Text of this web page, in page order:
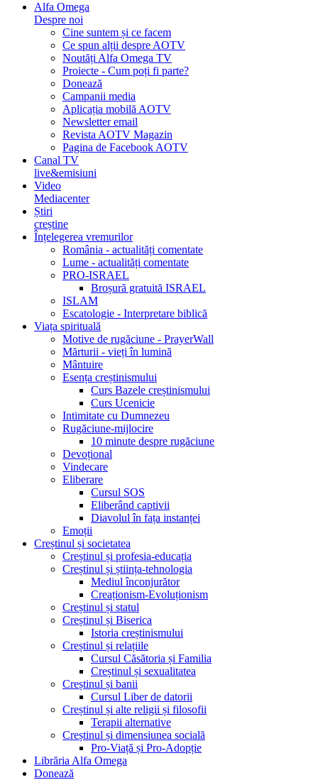
Alfa Omega
Despre noi
Cine suntem și ce facem
Ce spun alții despre AOTV
Noutăți Alfa Omega TV
Proiecte - Cum poți fi parte?
Donează
Campanii media
Aplicația mobilă AOTV
Newsletter email
Revista AOTV Magazin
Pagina de Facebook AOTV
Canal TV
live&emisiuni
Video
Mediacenter
Știri
creștine
Înțelegerea vremurilor
România - actualități comentate
Lume - actualități comentate
PRO-ISRAEL
Broșură gratuită ISRAEL
ISLAM
Escatologie - Interpretare biblică
Viața spirituală
Motive de rugăciune - PrayerWall
Mărturii - vieți în lumină
Mântuire
Esența creștinismului
Curs Bazele creștinismului
Curs Ucenicie
Intimitate cu Dumnezeu
Rugăciune-mijlocire
10 minute despre rugăciune
Devoțional
Vindecare
Eliberare
Cursul SOS
Eliberând captivii
Diavolul în fața instanței
Emoții
Creștinul și societatea
Creștinul și profesia-educația
Creștinul și știința-tehnologia
Mediul înconjurător
Creaționism-Evoluționism
Creștinul și statul
Creștinul și Biserica
Istoria creștinismului
Creștinul și relațiile
Cursul Căsătoria și Familia
Creștinul și sexualitatea
Creștinul și banii
Cursul Liber de datorii
Creștinul și alte religii și filosofii
Terapii alternative
Creștinul și dimensiunea socială
Pro-Viață și Pro-Adopție
Librăria Alfa Omega
Donează